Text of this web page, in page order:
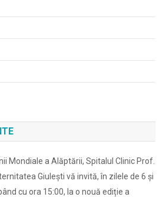
Mondiale a Alăptării, Spitalul Clinic Prof.
Giulești vă invită, în zilele de 6 și
cu ora 15:00, la o nouă ediție a